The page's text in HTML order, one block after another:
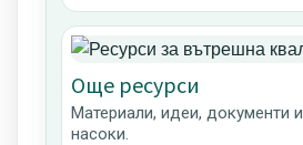
Още ресурси
Материали, идеи, документи
насоки.